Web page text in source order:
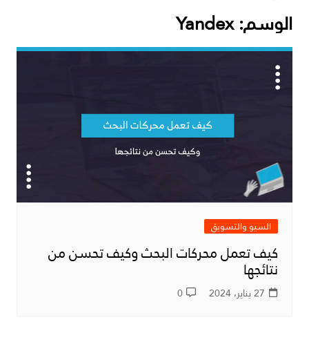
الوسم:Yandex
السيو والتسويق
كيف تعمل محركات البحث وكيف تحسن من
نتائجها
27 يناير، 2024 0